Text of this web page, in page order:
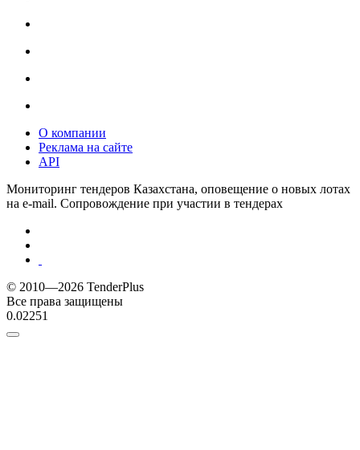
О компании
Реклама на сайте
API
Мониторинг тендеров Казахстана, оповещение о новых лотах
на e-mail. Сопровождение при участии в тендерах
© 2010—2026 TenderPlus
Все права защищены
0.02251